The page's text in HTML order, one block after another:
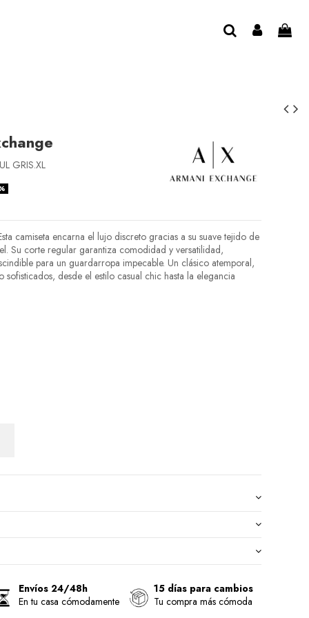
GRIS.XL
camiseta encarna el lujo discreto gracias a su suave tejido de
Su corte regular garantiza comodidad y versatilidad,
para un guardarropa impecable. Un clásico atemporal,
desde el estilo casual chic hasta la elegancia
Envíos 24/48h
En tu casa cómodamente
15 días para cambios
Tu compra más cómoda